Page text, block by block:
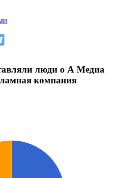
люди о А Медиа
компания